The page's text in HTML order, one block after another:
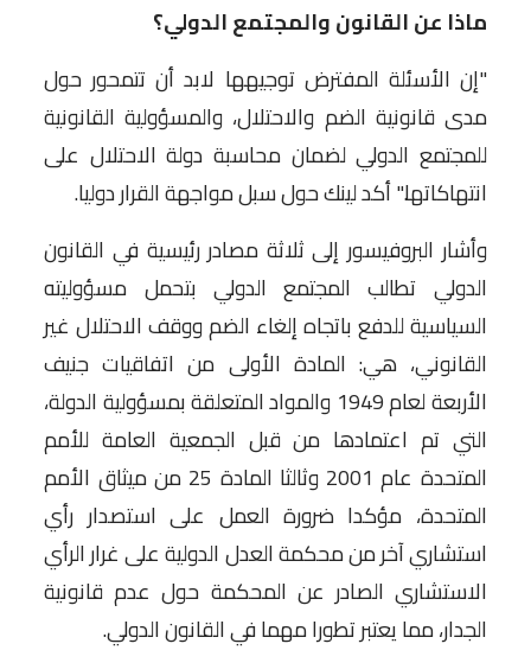
ماذا عن القانون والمجتمع الدولي؟
"إن الأسئلة المفترض توجيهها لابد أن تتمحور حول
مدى قانونية الضم والاحتلال، والمسؤولية القانونية
للمجتمع الدولي لضمان محاسبة دولة الاحتلال على
انتهاكاتها." أكد لينك حول سبل مواجهة القرار دوليا.
وأشار البروفيسور إلى ثلاثة مصادر رئيسية في القانون
الدولي تطالب المجتمع الدولي بتحمل مسؤوليته
السياسية للدفع باتجاه إلغاء الضم ووقف الاحتلال غير
القانوني، هي: المادة الأولى من اتفاقيات جنيف
الأربعة لعام 1949 والمواد المتعلقة بمسؤولية الدولة،
التي تم اعتمادها من قبل الجمعية العامة للأمم
المتحدة عام 2001 وثالثا المادة 25 من ميثاق الأمم
المتحدة، مؤكدا ضرورة العمل على استصدار رأي
استشاري آخر من محكمة العدل الدولية على غرار الرأي
الاستشاري الصادر عن المحكمة حول عدم قانونية
الجدار، مما يعتبر تطورا مهما في القانون الدولي.